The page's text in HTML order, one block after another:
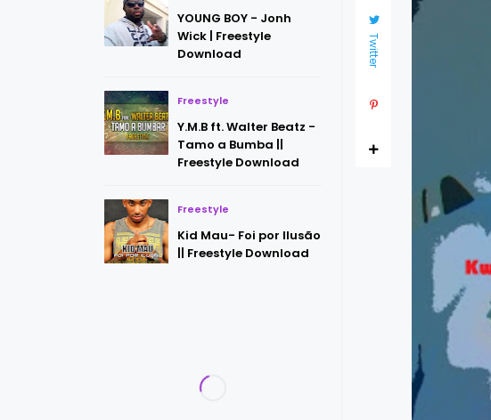
YOUNG BOY - Jonh
Wick | Freestyle
Download
Freestyle
Y.M.B ft. Walter Beatz -
Tamo a Bumba ||
Freestyle Download
Freestyle
Kid Mau- Foi por Ilusão
|| Freestyle Download
Twitter